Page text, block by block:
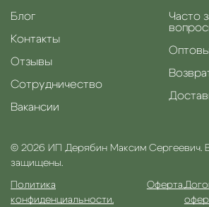
Блог
Контакты
Отзывы
Сотрудничество
Вакансии
Часто
© 2026 ИП Дерябин Максим Сергеевич.
защищены.
Политика
конфиденциальности.
Оферта.